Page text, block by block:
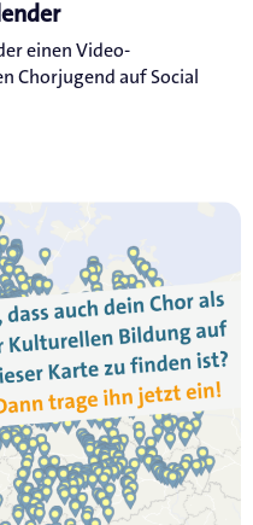
einen Video-
Chorjugend auf Social